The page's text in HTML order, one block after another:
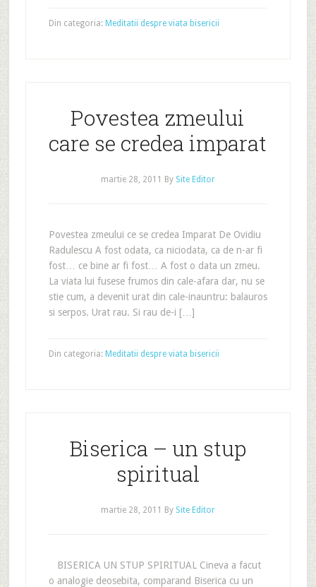
Din categoria: Meditatii despre viata bisericii
Povestea zmeului
care se credea imparat
martie 28, 2011 By Site Editor
Povestea zmeului ce se credea Imparat De Ovidiu
Radulescu A fost odata, ca niciodata, ca de n-ar fi
fost… ce bine ar fi fost… A fost o data un zmeu.
La viata lui fusese frumos din cale-afara dar, nu se
stie cum, a devenit urat din cale-inauntru: balauros
si serpos. Urat rau. Si rau de-i […]
Din categoria: Meditatii despre viata bisericii
Biserica – un stup
spiritual
martie 28, 2011 By Site Editor
BISERICA UN STUP SPIRITUAL Cineva a facut
o analogie deosebita, comparand Biserica cu un